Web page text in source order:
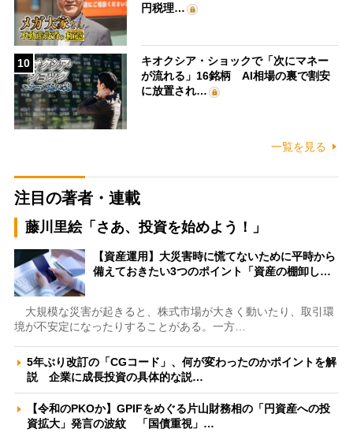
円税理…
10
キオクシア・ショックで「次にマネー
が流れる」16銘柄 AI相場の裏で割安
に放置され…
一覧を見る
注目の著者・連載
藤川里絵「さあ、投資を始めよう！」
【資産運用】大災害時に慌てないために平時から
備えておきたい3つのポイント「資産の棚卸し…
大規模な災害が起きると、株式市場が大きく動いたり、取引環
境が不安定になったりすることがある。一方…
5年ぶり改訂の「CGコード」、何が変わったのかポイントを解
説 企業に成長投資の具体的な説…
【令和のPKOか】GPIFをめぐる片山財務相の「円資産への投
資拡大」発言の波紋 「国債重視」…